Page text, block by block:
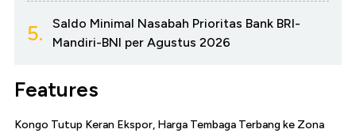
5.
Saldo Minimal Nasabah Prioritas Bank BRI-
Mandiri-BNI per Agustus 2026
Features
Kongo Tutup Keran Ekspor, Harga Tembaga Terbang ke Zona